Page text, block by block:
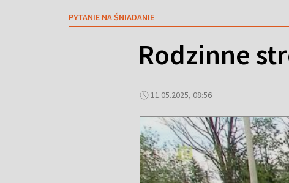
PYTANIE NA ŚNIADANIE
Rodzinne
11.05.2025, 08:56